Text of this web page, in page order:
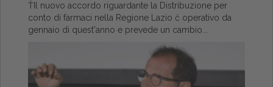
ŤIl nuovo accordo riguardante la Distribuzione per
conto di farmaci nella Regione Lazio č operativo da
gennaio di quest'anno e prevede un cambio...